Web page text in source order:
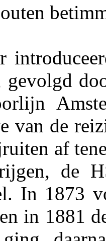
gevolgd
van de
af
de
In 1873
in 1881